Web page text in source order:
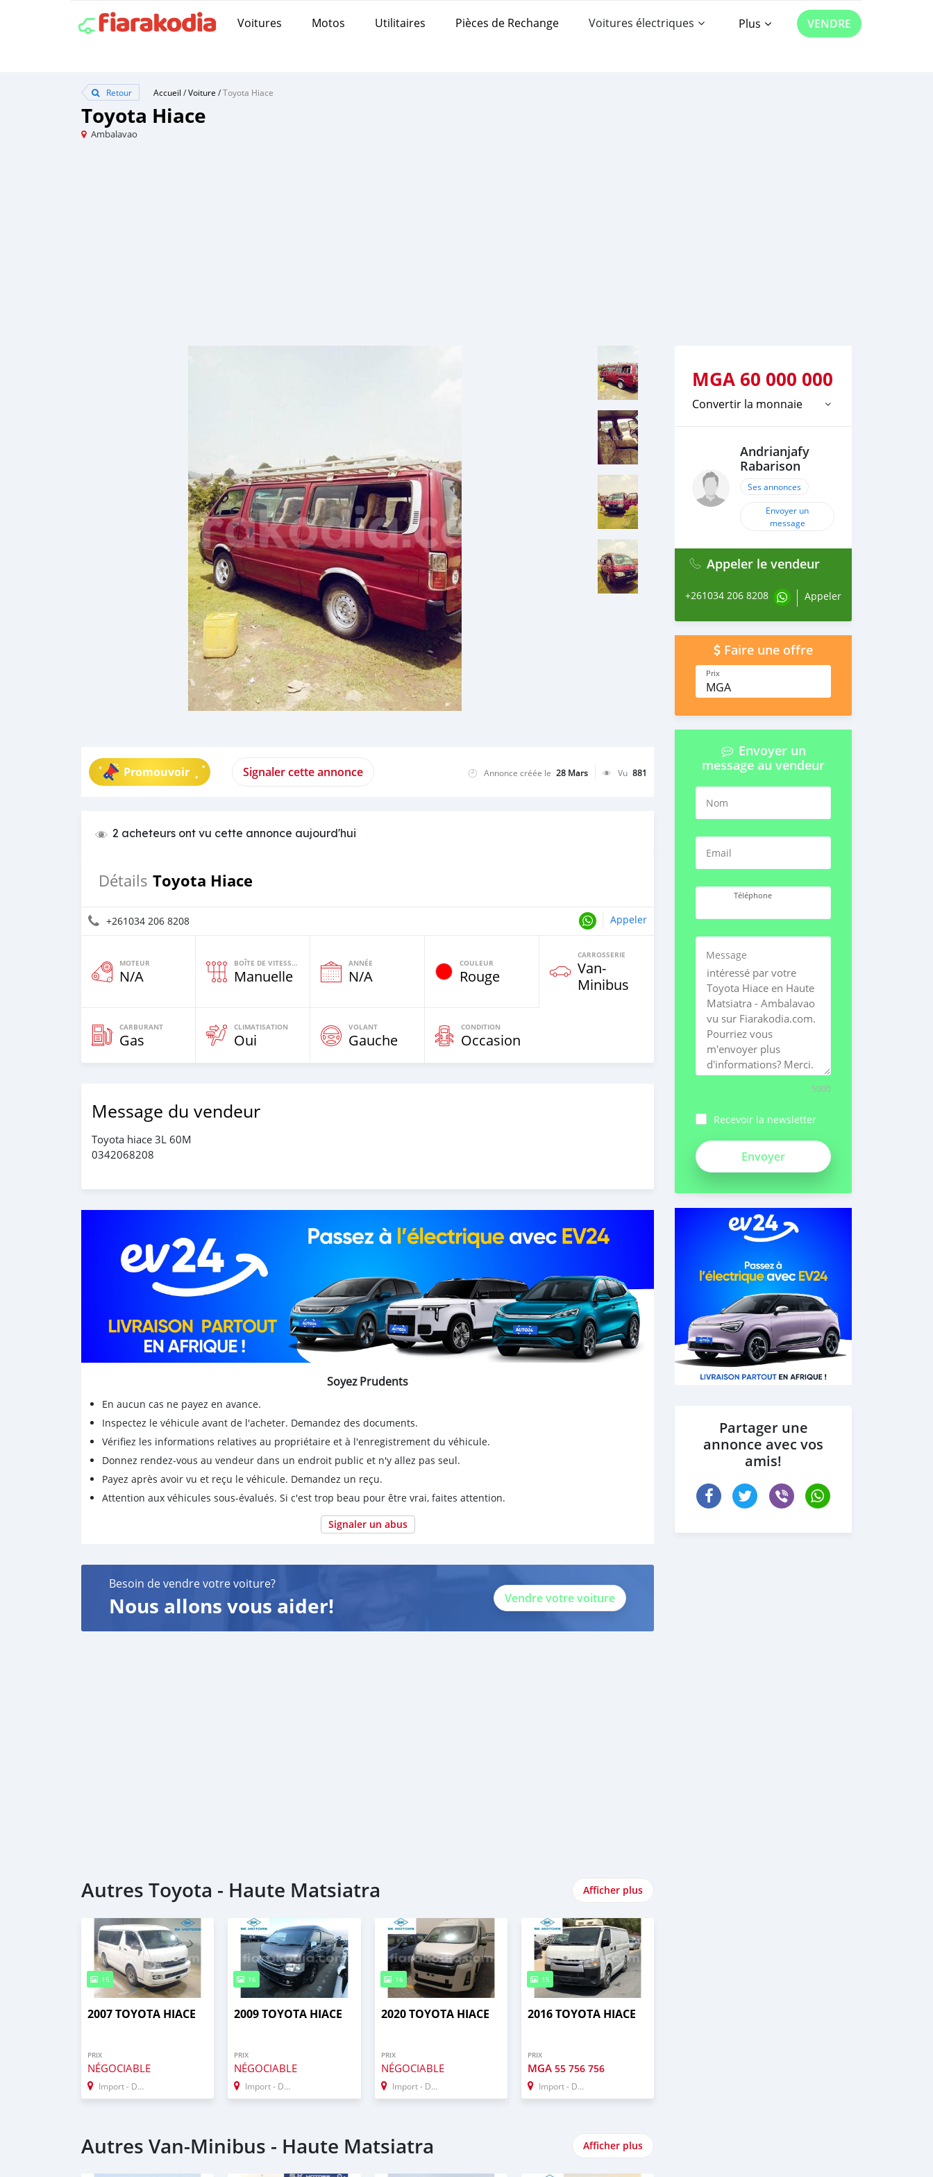
Voitures Motos Utilitaires Pièces de Rechange Voitures électriques Plus VENDRE
Retour Accueil /Voiture /Toyota Hiace
Toyota Hiace
Ambalavao
Promouvoir Signaler cette annonce Annonce créée le 28 Mars Vu 881
2 acheteurs ont vu cette annonce aujourd'hui
Détails Toyota Hiace
+261034 206 8208 Appeler
MOTEUR
N/A
BOÎTE DE VITESSES
Manuelle
ANNÉE
N/A
COULEUR
Rouge
CARROSSERIE
Van‒
Minibus
CARBURANT
Gas
CLIMATISATION
Oui
VOLANT
Gauche
CONDITION
Occasion
Message du vendeur
Toyota hiace 3L 60M
0342068208
Soyez Prudents
En aucun cas ne payez en avance.
Inspectez le véhicule avant de l'acheter. Demandez des documents.
Vérifiez les informations relatives au propriétaire et à l'enregistrement du véhicule.
Donnez rendez-vous au vendeur dans un endroit public et n'y allez pas seul.
Payez après avoir vu et reçu le véhicule. Demandez un reçu.
Attention aux véhicules sous-évalués. Si c'est trop beau pour être vrai, faites attention.
Signaler un abus
Besoin de vendre votre voiture?
Nous allons vous aider! Vendre votre voiture
Autres Toyota - Haute Matsiatra Afficher plus
15
2007 TOYOTA HIACE
PRIX
NÉGOCIABLE
Import - Dubai
16
2009 TOYOTA HIACE
PRIX
NÉGOCIABLE
Import - Dubai
16
2020 TOYOTA HIACE
PRIX
NÉGOCIABLE
Import - Dubai
15
2016 TOYOTA HIACE
PRIX
MGA 55 756 756
Import - Dubai
Autres Van‒Minibus - Haute Matsiatra Afficher plus
MGA 60 000 000
Convertir la monnaie
Andrianjafy
Rabarison
Ses annonces
Envoyer un
message
Appeler le vendeur
+261034 206 8208 Appeler
Faire une offre
Prix
MGA
Envoyer un
message au vendeur
Nom
Email
Téléphone
Message
5000
Recevoir la newsletter
VFsKKgonvzXzAUE9kqvh
Partager une
annonce avec vos
amis!